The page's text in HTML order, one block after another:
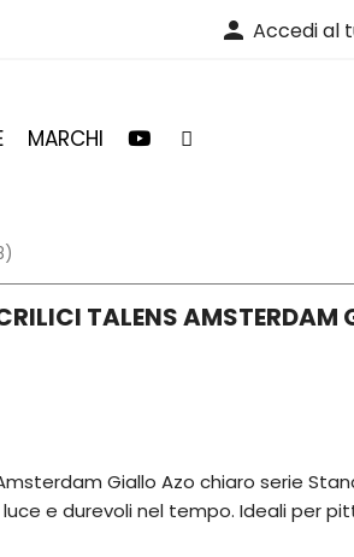
person Accedi al
MARCHI
TALENS AMSTERDAM
Giallo Azo chiaro serie
e durevoli nel tempo. Ideali per